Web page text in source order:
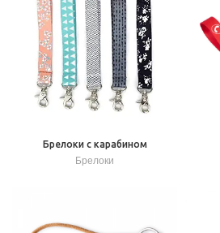
Брелоки с карабином
Брелоки